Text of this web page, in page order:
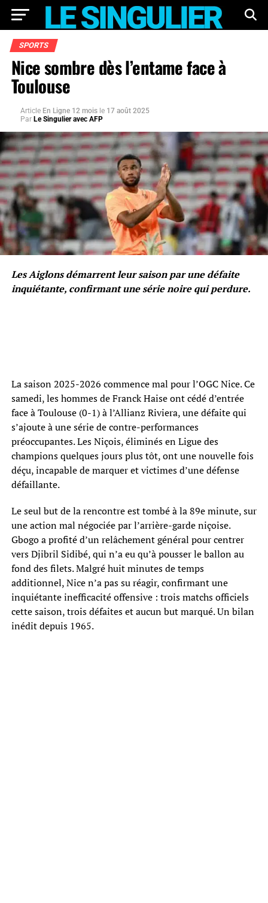
SPORTS
Nice sombre dès l’entame face à
Toulouse
Article En Ligne 12 mois le 17 août 2025
Par Le Singulier avec AFP
Les Aiglons démarrent leur saison par une défaite
inquiétante, confirmant une série noire qui perdure.
La saison 2025-2026 commence mal pour l’OGC Nice. Ce
samedi, les hommes de Franck Haise ont cédé d’entrée
face à Toulouse (0-1) à l’Allianz Riviera, une défaite qui
s’ajoute à une série de contre-performances
préoccupantes. Les Niçois, éliminés en Ligue des
champions quelques jours plus tôt, ont une nouvelle fois
déçu, incapable de marquer et victimes d’une défense
défaillante.
Le seul but de la rencontre est tombé à la 89e minute, sur
une action mal négociée par l’arrière-garde niçoise.
Gbogo a profité d’un relâchement général pour centrer
vers Djibril Sidibé, qui n’a eu qu’à pousser le ballon au
fond des filets. Malgré huit minutes de temps
additionnel, Nice n’a pas su réagir, confirmant une
inquiétante inefficacité offensive : trois matchs officiels
cette saison, trois défaites et aucun but marqué. Un bilan
inédit depuis 1965.